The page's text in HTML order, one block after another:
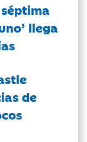
llega
de